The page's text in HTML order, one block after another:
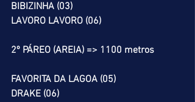
BIBIZINHA (03)
LAVORO LAVORO (06)
2º PÁREO (AREIA) => 1100 metros
FAVORITA DA LAGOA (05)
DRAKE (06)